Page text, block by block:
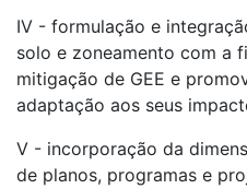
IV - formulação e
solo e zoneamento com a
mitigação de GEE e
adaptação aos seus
V - incorporação da
de planos, programas e